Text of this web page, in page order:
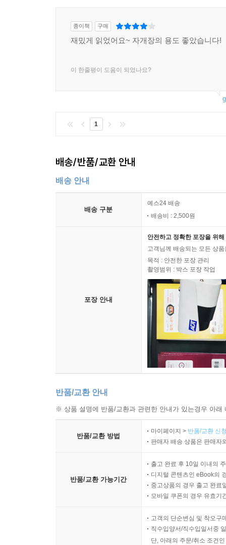
종이책 구매
재밌게 읽었어요~ 자개장의 용도 좋았습니다!
이 한줄평이 도움이 되었나요?
1
배송/반품/교환 안내
배송 안내
배송 구분
예스24 배송
배송비 : 2,500원
포장 안내
안전하고 정확한 포장을 위
고객님께 배송되는 모든 상
목적 : 안전한 포장 관리
촬영범위 : 박스 포장 작업
반품/교환 안내
※ 상품 설명에 반품/교환과 관련한 안내가 있는경우 아
반품/교환 방법
마이페이지 > 반품/교환 신
판매자 배송 상품은 판매자
반품/교환 가능기간
출고 완료 후 10일 이내의
디지털 콘텐츠인 eBook의
중고상품의 경우 출고 완료
모바일 쿠폰의 경우 유효기
고객의 단순변심 및 착오구
직수입양서/직수입일서중
단, 아래의 주문/취소 조건